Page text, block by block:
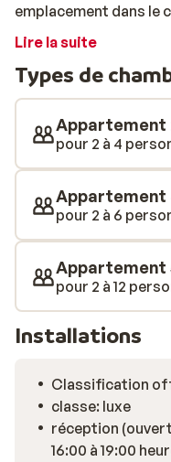
emplacement dans le
quelques pas des
résidence tout
au ski, vous êtes au
de superbes
contemporain, et
à un agréable séjour.
Lire la suite
Types de
Appartement
pour 2 à 4
Appartement
pour 2 à 6
Appartement
pour 2 à 12
Installations
Classification
classe: luxe
réception (ouvert
16:00 à 19:00